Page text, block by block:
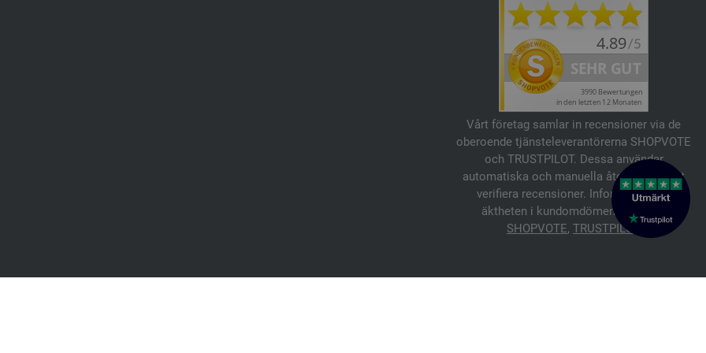
Vårt företag samlar in recensioner via de
oberoende tjänsteleverantörerna SHOPVOTE
och TRUSTPILOT. Dessa använder
automatiska och manuella åtgärder för att
verifiera recensioner. Information om
äktheten i kundomdömen finns här:
SHOPVOTE, TRUSTPILOT